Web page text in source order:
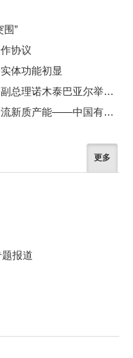
围”
协议
体功能初显
中铝集团董事长段向东与蒙古国副总理诺木泰巴亚尔举行会谈
锻造无愧时代无愧使命的世界一流新质产能——中国有色金属工业的战略应对与破局之道（二）
更多
报道